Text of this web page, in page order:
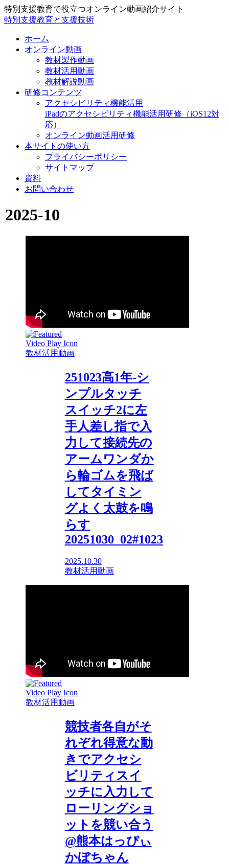
特別支援教育で役立つオンライン動画紹介サイト
特別支援教育と支援技術
ホーム
オンライン動画
教材製作動画
教材活用動画
教材解説動画
研修コンテンツ
アクセシビリティ機能活用
iPadのアクセシビリティ機能活用研修（iOS12対
応）
オンライン動画活用研修
本サイトの使い方
プライバシーポリシー
サイトマップ
資料
お問い合わせ
2025-10
教材活用動画
251023高1年-シ
ンプルタッチ
スイッチ2に左
手人差し指で入
力して接続先の
アームワンダか
ら輪ゴムを飛ば
してタイミン
グよく太鼓を鳴
らす
20251030_02#1023
2025.10.30
教材活用動画
教材活用動画
競技者各自がそ
れぞれ得意な動
きでアクセシ
ビリティスイ
ッチに入力して
ローリングショ
ットを競い合う
@熊本はっぴぃ
かぼちゃん